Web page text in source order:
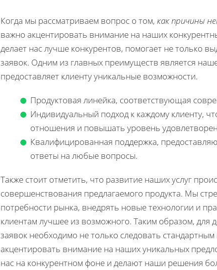
Когда мы рассматриваем вопрос о том, как причины
важно акцентировать внимание на наших
делает нас лучше конкурентов, помогает не только
заявок. Одним из главных преимуществ является
предоставляет клиенту уникальные возможности.
Продуктовая линейка, соответствующая
Индивидуальный подход к каждому клиенту,
отношения и повышать уровень
Квалифицированная поддержка,
ответы на любые вопросы.
Также стоит отметить, что развитие наших услуг
совершенствования предлагаемого продукта. Мы
потребности рынка, внедрять новые технологии и
клиентам лучшее из возможного. Таким образом, для
заявок необходимо не только следовать
акцентировать внимание на наших уникальных
нас на конкурентном фоне и делают наши решения